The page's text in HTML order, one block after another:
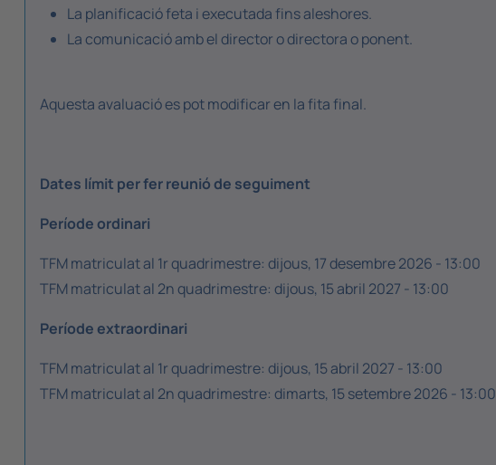
La planificació feta i executada fins aleshores.
La comunicació amb el director o directora o ponent.
Aquesta avaluació es pot modificar en la fita final.
Dates límit per fer reunió de seguiment
Període ordinari
TFM matriculat al 1r quadrimestre: dijous, 17 desembre 2026 - 13:00
TFM matriculat al 2n quadrimestre: dijous, 15 abril 2027 - 13:00
Període extraordinari
TFM matriculat al 1r quadrimestre: dijous, 15 abril 2027 - 13:00
TFM matriculat al 2n quadrimestre: dimarts, 15 setembre 2026 - 13:00